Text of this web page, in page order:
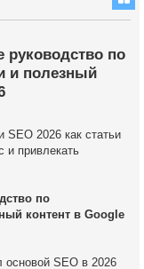
руководство по
и полезный
SEO 2026 как статьи
и привлекать
по
контент в Google
основой SEO в 2026